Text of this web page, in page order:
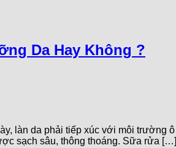
Da Hay Không ?
làn da phải tiếp xúc với môi trường
sạch sâu, thông thoáng. Sữa rửa […]